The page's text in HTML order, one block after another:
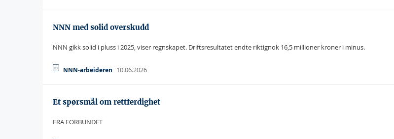
NNN med solid overskudd
NNN gikk solid i pluss i 2025, viser regnskapet. Driftsresultatet endte riktignok 16,5 millioner kroner i minus.
NNN-arbeideren 10.06.2026
Et spørsmål om rettferdighet
FRA FORBUNDET